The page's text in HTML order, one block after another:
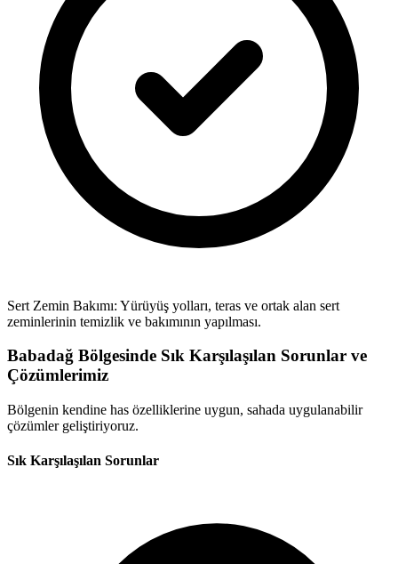
Sert Zemin Bakımı: Yürüyüş yolları, teras ve ortak alan sert
zeminlerinin temizlik ve bakımının yapılması.
Babadağ Bölgesinde Sık Karşılaşılan Sorunlar ve
Çözümlerimiz
Bölgenin kendine has özelliklerine uygun, sahada uygulanabilir
çözümler geliştiriyoruz.
Sık Karşılaşılan Sorunlar